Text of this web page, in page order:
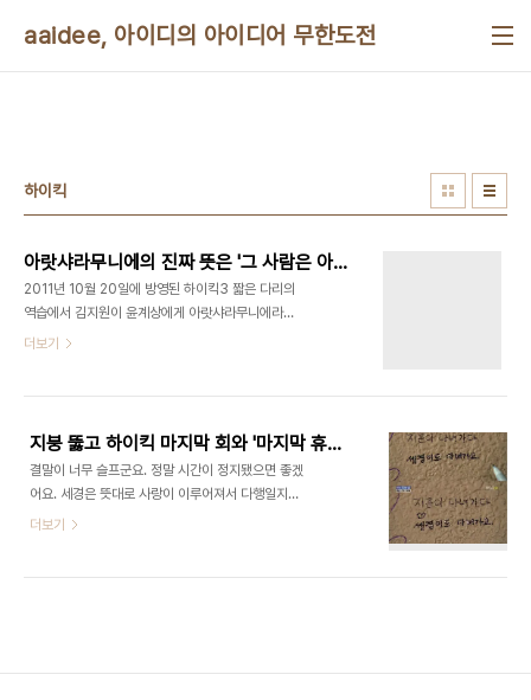
aaidee, 아이디의 아이디어 무한도전
하이킥
아랏샤라무니에의 진짜 뜻은 '그 사람은 아름답다'입니다
2011년 10월 20일에 방영된 하이킥3 짧은 다리의
역습에서 김지원이 윤계상에게 아랏샤라무니에라는
르완다어 별명을 붙여줍니다. 방영 직후 전국적으로
트위터가 뭔지 모르겠습니다. 구글 검색하면 딱 한 문
서가 나옵니다.
http://morganinafrica.blogspot.com/2006/02/rwandan-
dictionary-kinyarwanda-english.html but
it was either slang (arasharamnye or
favourite...) or... 제가 트위터리언에게 물어봤..
더보기
지붕 뚫고 하이킥 마지막 회와 '마지막 휴양지'
결말이 너무 슬프군요. 정말 시간이 정지됐으면 좋겠
어요. 세경은 뜻대로 사랑이 이루어져서 다행일지도
모르겠네요... 저도 좋아하는 사람 생각하면서 이런
더보기